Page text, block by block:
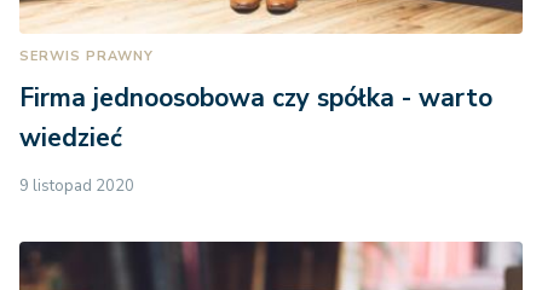
SERWIS PRAWNY
Firma jednoosobowa czy spółka - warto
wiedzieć
9 listopad 2020